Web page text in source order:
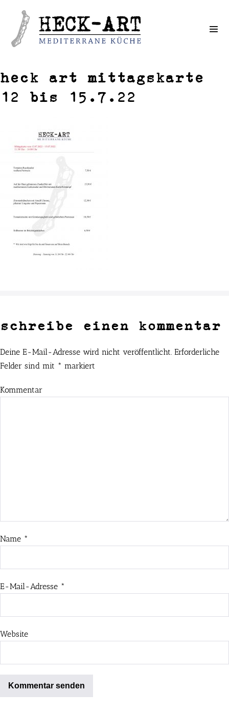
Weiter
Inhalt
heck art mittagskarte
12 bis 15.7.22
schreibe einen kommentar
Deine E-Mail-Adresse wird nicht veröffentlicht. Erforderliche
Felder sind mit * markiert
Kommentar
Name *
E-Mail-Adresse *
Website